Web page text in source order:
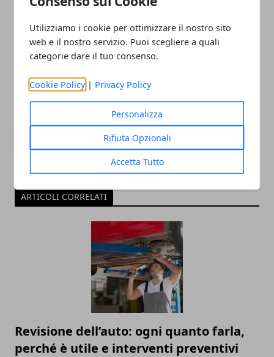
Utilizziamo i cookie per ottimizzare il nostro sito
web e il nostro servizio. Puoi scegliere a quali
categorie dare il tuo consenso.
Cookie Policy | Privacy Policy
Personalizza
Rifiuta Opzionali
Accetta Tutto
Redazione
ARTICOLI CORRELATI
Revisione dell’auto: ogni quanto farla,
perché è utile e interventi preventivi